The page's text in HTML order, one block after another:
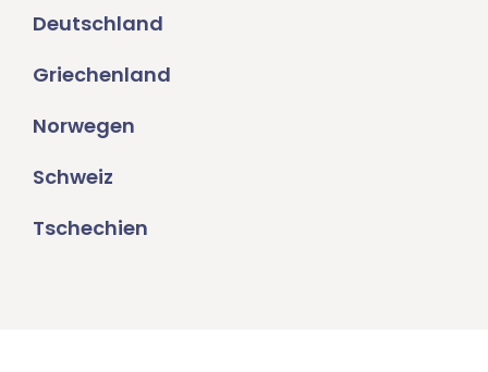
Deutschland
Griechenland
Norwegen
Schweiz
Tschechien